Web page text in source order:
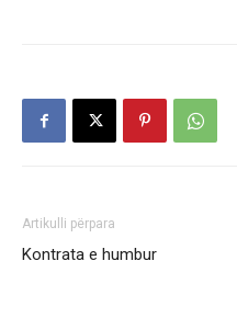
Artikulli përpara
Kontrata e humbur